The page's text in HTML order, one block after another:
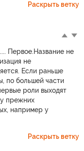
Раскрыть ветку
Первое.Название не
не
Если раньше
по большей части
роли выходят
прежних
например у
Раскрыть ветку